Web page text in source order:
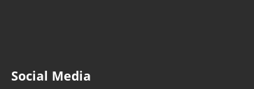
Social Media